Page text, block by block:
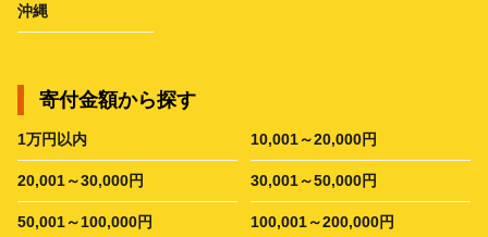
沖縄
寄付金額から探す
1万円以内 10,001～20,000円
20,001～30,000円 30,001～50,000円
50,001～100,000円 100,001～200,000円